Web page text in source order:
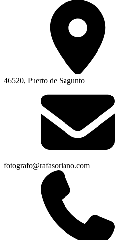
46520, Puerto de Sagunto
fotografo@rafasoriano.com